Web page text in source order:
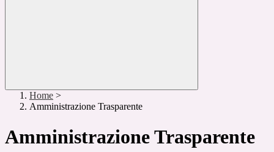
Home >
Amministrazione Trasparente
Amministrazione Trasparente